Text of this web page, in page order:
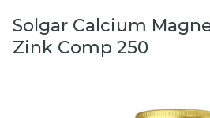
Solgar Calcium
Zink Comp 250